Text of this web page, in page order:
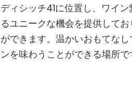
ィシッチ41に位置し、ワイ
ユニークな機会を提供して
できます。温かいおもてな
を味わうことができる場所